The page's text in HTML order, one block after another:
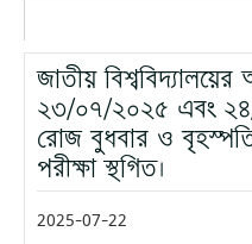
জাতীয়
২৩/০৭/২০২৫ এবং
রোজ বুধবার ও
পরীক্ষা স্থগিত।
2025-07-22